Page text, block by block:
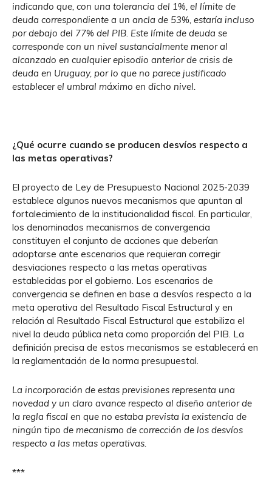
indicando que, con una tolerancia del 1%, el límite de
deuda correspondiente a un ancla de 53%, estaría incluso
por debajo del 77% del PIB. Este límite de deuda se
corresponde con un nivel sustancialmente menor al
alcanzado en cualquier episodio anterior de crisis de
deuda en Uruguay, por lo que no parece justificado
establecer el umbral máximo en dicho nivel.
¿Qué ocurre cuando se producen desvíos respecto a
las metas operativas?
El proyecto de Ley de Presupuesto Nacional 2025-2039
establece algunos nuevos mecanismos que apuntan al
fortalecimiento de la institucionalidad fiscal. En particular,
los denominados mecanismos de convergencia
constituyen el conjunto de acciones que deberían
adoptarse ante escenarios que requieran corregir
desviaciones respecto a las metas operativas
establecidas por el gobierno. Los escenarios de
convergencia se definen en base a desvíos respecto a la
meta operativa del Resultado Fiscal Estructural y en
relación al Resultado Fiscal Estructural que estabiliza el
nivel la deuda pública neta como proporción del PIB. La
definición precisa de estos mecanismos se establecerá en
la reglamentación de la norma presupuestal.
La incorporación de estas previsiones representa una
novedad y un claro avance respecto al diseño anterior de
la regla fiscal en que no estaba prevista la existencia de
ningún tipo de mecanismo de corrección de los desvíos
respecto a las metas operativas.
***